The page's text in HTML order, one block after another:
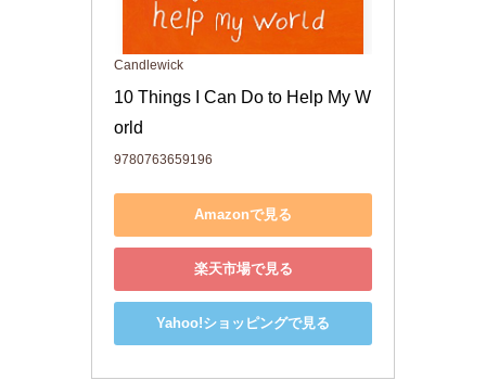
Candlewick
10 Things I Can Do to Help My W
orld
9780763659196
Amazonで見る
楽天市場で見る
Yahoo!ショッピングで見る